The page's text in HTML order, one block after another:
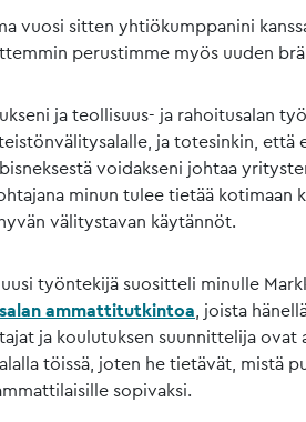
vuosi sitten yhtiökumppanini
perustimme myös uuden
ja teollisuus- ja rahoitusalan
ja totesinkin, että
voidakseni johtaa
minun tulee tietää kotimaan
välitystavan käytännöt.
työntekijä suositteli minulle
ammattitutkintoa, joista
ja koulutuksen suunnittelija ovat
töissä, joten he tietävät, mistä
sopivaksi.